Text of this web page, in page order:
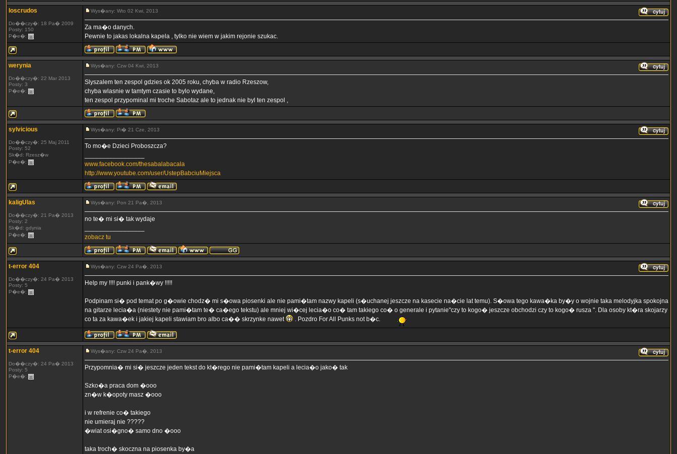
loscrudos
Do��czy�: 18 Pa� 2009
Posty: 150
P�e�:
Wys�any: Wto 02 Kwi, 2013
Za ma�o danych.
Pewnie to jakas lokalna kapela , tylko nie wiem w jakim rejonie szukac.
werynia
Do��czy�: 22 Mar 2013
Posty: 3
P�e�:
Wys�any: Czw 04 Kwi, 2013
Slyszalem ten zespol gdzies ok 2005 roku, chyba w radio Rzeszow,
chyba wlasnie w tamtym czasie to bylo wydane,
ten zespol przypominal mi troche Sabotaz ale to jednak nie byl ten zespol ,
sylvicious
Do��czy�: 25 Maj 2011
Posty: 52
Sk�d: Rzesz�w
P�e�:
Wys�any: Pi� 21 Cze, 2013
To mo�e Dzieci Proboszcza?
www.facebook.com/thesabalabacala
http://www.youtube.com/user/UstepBabciuMiejsca
kaligUlas
Do��czy�: 21 Pa� 2013
Posty: 2
Sk�d: gdynia
P�e�:
Wys�any: Pon 21 Pa�, 2013
no te� mi si� tak wydaje
zobacz tu
t-error 404
Do��czy�: 24 Pa� 2013
Posty: 5
P�e�:
Wys�any: Czw 24 Pa�, 2013
Help my !!!! punki i pank�wy !!!!!
Podpinam si� pod temat po g�owie chodz� mi s�owa piosenki ale nie pami�tam nazwy kapeli (s�uchanej jeszcze na kasecie na�cie lat temu). S�owa tego kawa�ka by�y o wojnie taka melodyjka spokojna
na gitarze lecia�a (niestety nie pami�tam te� ca�ego tekstu) ale mniej wi�cej lecia�o co� tam takiego co� o generale i pytanie"czy to kogo� jeszcze obchodzi czy to kogo� rusza ". Dla osoby kt�ra skojarzy
co ta za kawa�ek i jakiej kapeli stawiam bro albo ca�� skrzynke nawet
. Pozdro For All Punks not b�c.
t-error 404
Do��czy�: 24 Pa� 2013
Posty: 5
P�e�:
Wys�any: Czw 24 Pa�, 2013
Przypomnia� mi si� jeszcze jeden tekst do kt�rego nie pami�tam kapeli a lecia�o jako� tak
Szko�a praca dom �ooo
zn�w k�opoty masz �ooo
i w refrenie co� takiego
nie umieraj nie ?????
�wiat osi�gno� samo dno �ooo
taka troch� skoczna na piosenka by�a